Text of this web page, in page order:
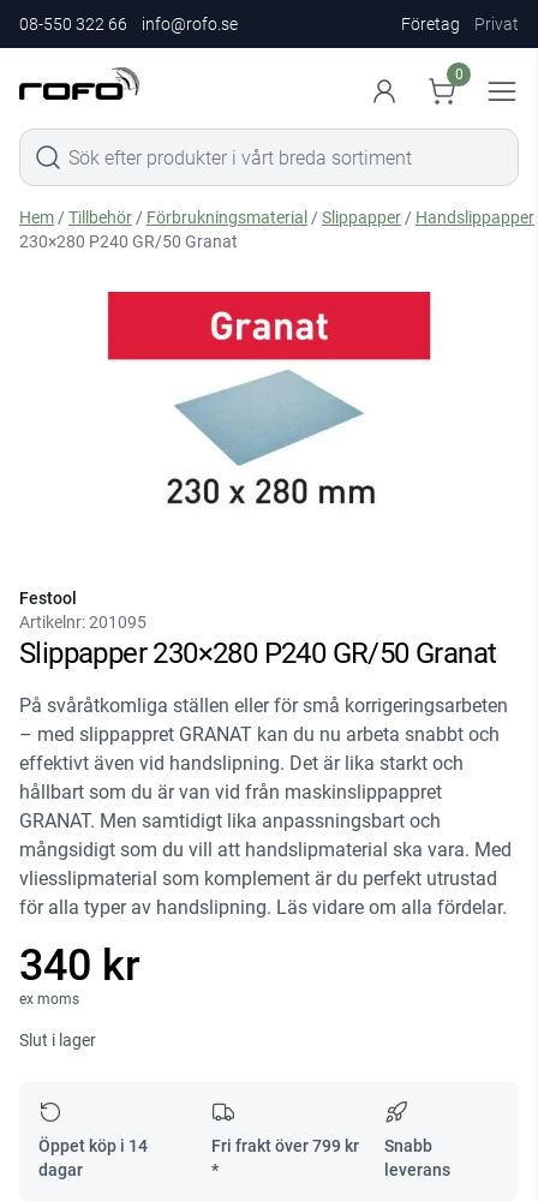
08-550 322 66 info@rofo.se Företag Privat
0
Hem /Tillbehör / Förbrukningsmaterial /Slippapper / Handslippapper
230×280 P240 GR/50 Granat
Festool
Artikelnr:201095
Slippapper 230×280 P240 GR/50 Granat
På svåråtkomliga ställen eller för små korrigeringsarbeten
– med slippappret GRANAT kan du nu arbeta snabbt och
effektivt även vid handslipning. Det är lika starkt och
hållbart som du är van vid från maskinslippappret
GRANAT. Men samtidigt lika anpassningsbart och
mångsidigt som du vill att handslipmaterial ska vara. Med
vliesslipmaterial som komplement är du perfekt utrustad
för alla typer av handslipning. Läs vidare om alla fördelar.
340 kr
ex moms
Slut i lager
Öppet köp i 14
dagar
Fri frakt över799 kr
*
Snabb
leverans